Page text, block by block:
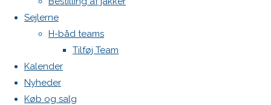
Sejlerne
H-båd teams
Tilføj Team
Kalender
Nyheder
Køb og salg
image
Next
image
Skriv